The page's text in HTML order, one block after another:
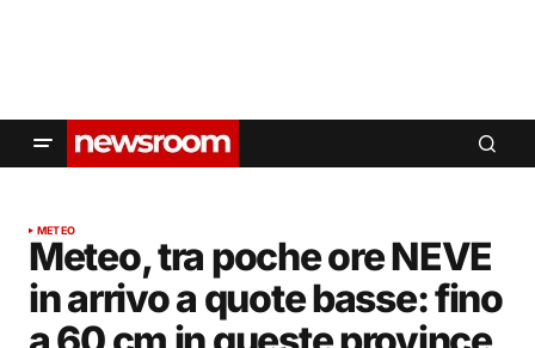
METEO
Meteo, tra poche ore NEVE
in arrivo a quote basse: fino